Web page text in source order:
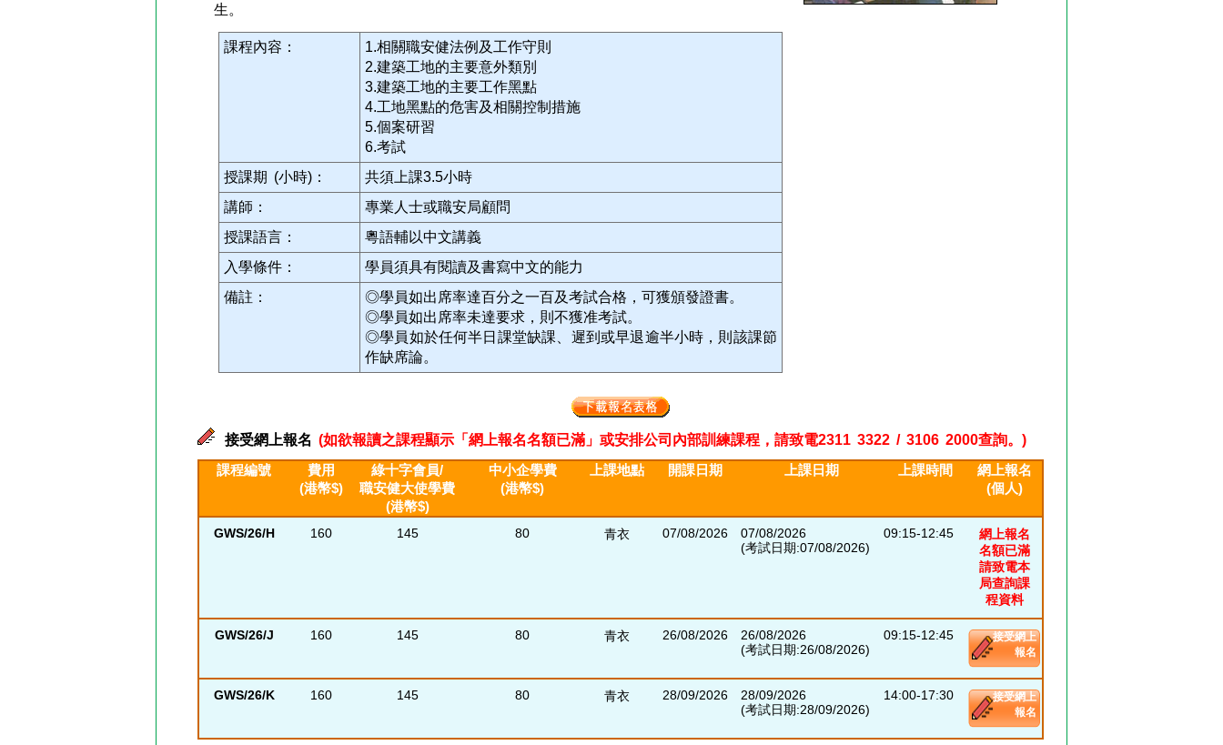
生。
課程內容：
1.相關職安健法例及工作守則
2.建築工地的主要意外類別
3.建築工地的主要工作黑點
4.工地黑點的危害及相關控制措施
5.個案研習
6.考試
授課期 (小時)：
共須上課3.5小時
講師：
專業人士或職安局顧問
授課語言：
粵語輔以中文講義
入學條件：
學員須具有閱讀及書寫中文的能力
備註：
◎學員如出席率達百分之一百及考試合格，可獲頒發證書。
◎學員如出席率未達要求，則不獲准考試。
◎學員如於任何半日課堂缺課、遲到或早退逾半小時，則該課節
作缺席論。
接受網上報名 (如欲報讀之課程顯示「網上報名名額已滿」或安排公司內部訓練課程，請致電2311 3322 / 3106 2000查詢。)
課程編號
費用
(港幣$)
綠十字會員/
職安健大使學費
(港幣$)
中小企學費
(港幣$)
上課地點 開課日期 上課日期 上課時間
網上報名
(個人)
GWS/26/H 160 145 80 青衣 07/08/2026
07/08/2026
(考試日期:07/08/2026)
09:15-12:45
網上報名
名額已滿
請致電本
局查詢課
程資料
GWS/26/J 160 145 80 青衣 26/08/2026
26/08/2026
(考試日期:26/08/2026)
09:15-12:45
接受網上
報名
GWS/26/K 160 145 80 青衣 28/09/2026
28/09/2026
(考試日期:28/09/2026)
14:00-17:30
接受網上
報名